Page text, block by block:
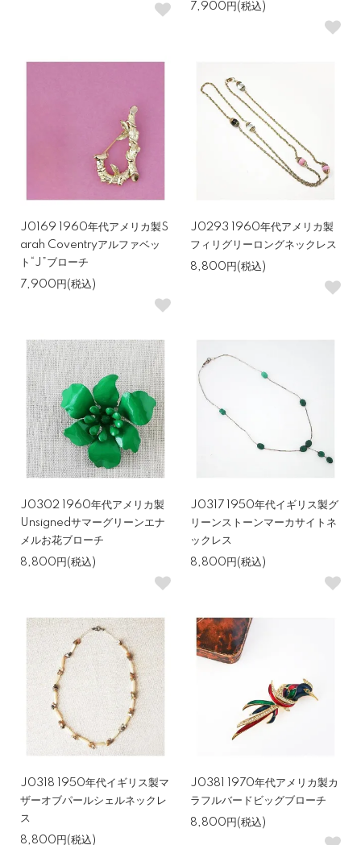
7,900円(税込)
J0169 1960年代アメリカ製S
arah Coventryアルファベッ
ト“J”ブローチ
7,900円(税込)
J0293 1960年代アメリカ製
フィリグリーロングネックレス
8,800円(税込)
J0302 1960年代アメリカ製
Unsignedサマーグリーンエナ
メルお花ブローチ
8,800円(税込)
J0317 1950年代イギリス製グ
リーンストーンマーカサイトネ
ックレス
8,800円(税込)
J0318 1950年代イギリス製マ
ザーオブパールシェルネックレ
ス
8,800円(税込)
J0381 1970年代アメリカ製カ
ラフルバードビッグブローチ
8,800円(税込)